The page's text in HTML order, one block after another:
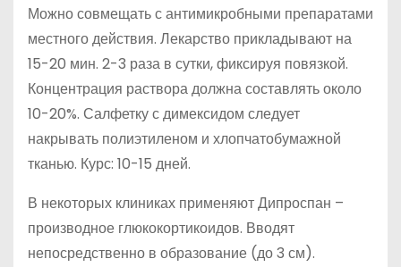
Можно совмещать с антимикробными препаратами
местного действия. Лекарство прикладывают на
15-20 мин. 2-3 раза в сутки, фиксируя повязкой.
Концентрация раствора должна составлять около
10-20%. Салфетку с димексидом следует
накрывать полиэтиленом и хлопчатобумажной
тканью. Курс: 10-15 дней.
В некоторых клиниках применяют Дипроспан –
производное глюкокортикоидов. Вводят
непосредственно в образование (до 3 см).